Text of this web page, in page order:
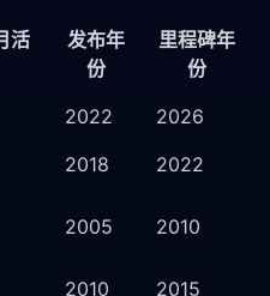
活
发布年
份
里程碑年
份
2022
2026
2018
2022
2005 2010
2010
2015